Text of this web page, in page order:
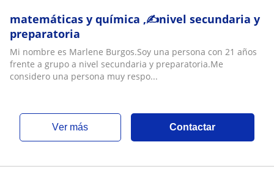
matemáticas y química ,✍️nivel secundaria y
preparatoria
Mi nombre es Marlene Burgos.Soy una persona con 21 años
frente a grupo a nivel secundaria y preparatoria.Me
considero una persona muy respo...
ver más Contactar